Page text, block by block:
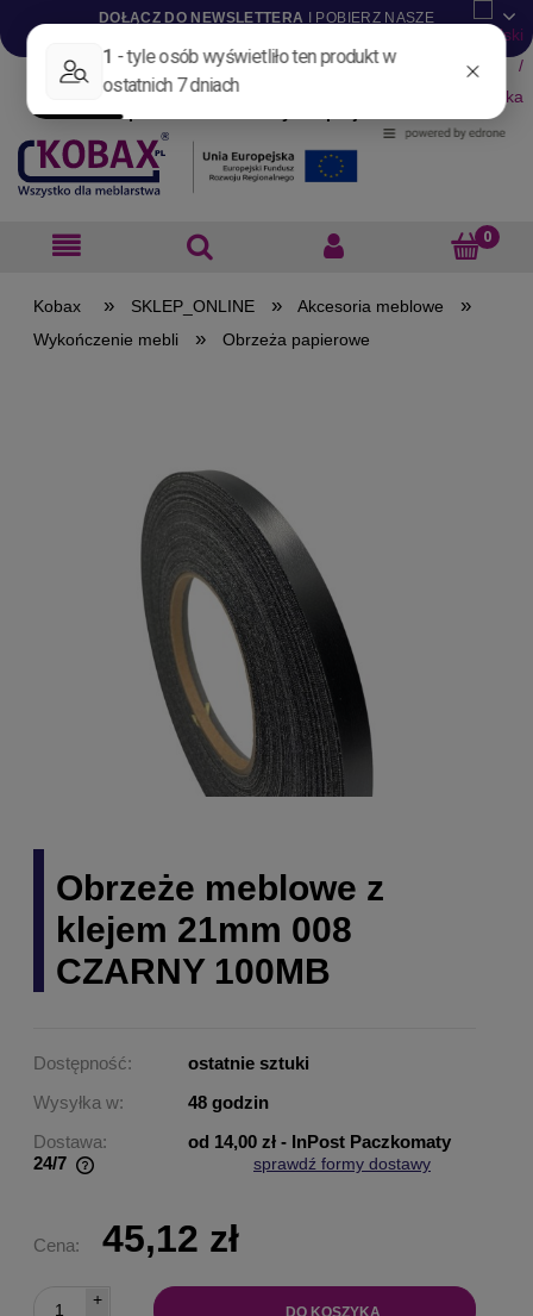
DOŁĄCZ DO NEWSLETTERA I POBIERZ NASZE
Aktualności Nowości
Blog
Pliki do pobrania
» SKLEP_ONLINE » Akcesoria meblowe »
Wykończenie mebli » Obrzeża papierowe
Obrzeże meblowe z
klejem 21mm 008
CZARNY 100MB
Dostępność:
ostatnie sztuki
Wysyłka w:
48 godzin
Dostawa:
od 14,00 zł - InPost Paczkomaty
24/7
sprawdź formy dostawy
Cena: 45,12 zł
+
DO KOSZYKA